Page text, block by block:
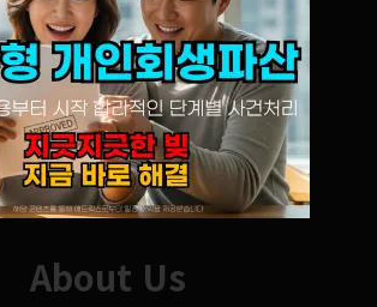
About Us